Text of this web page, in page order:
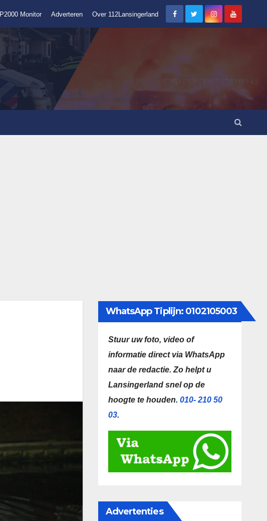
P2000 Monitor Adverteren Over 112Lansingerland
WhatsApp Tiplijn: 0102105003
Stuur uw foto, video of
informatie direct via WhatsApp
naar de redactie. Zo helpt u
Lansingerland snel op de
hoogte te houden. 010- 210 50
03.
Advertenties